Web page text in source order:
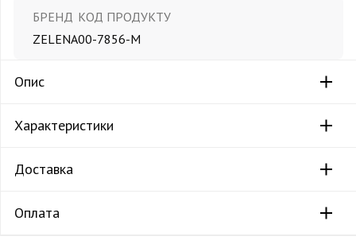
БРЕНД
ZELENA
КОД ПРОДУКТУ
00-7856-М
Опис
Характеристики
Доставка
Оплата